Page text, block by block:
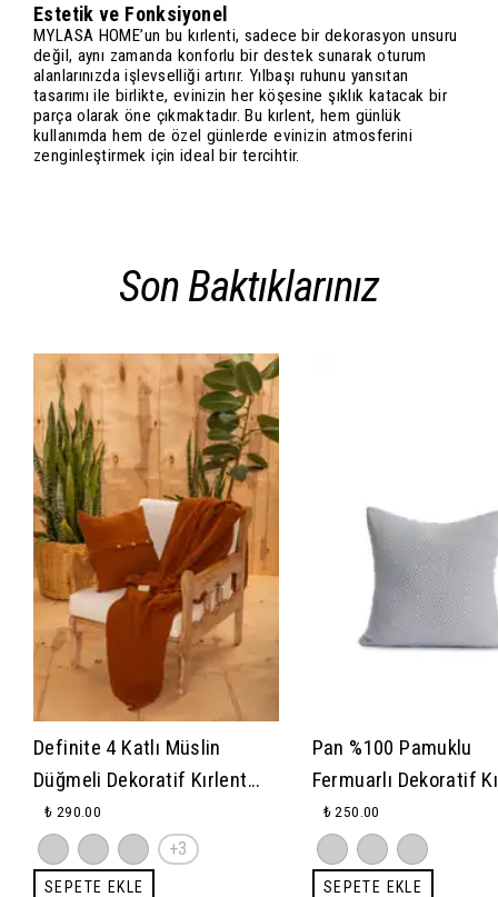
Estetik ve Fonksiyonel
MYLASA HOME’un bu kırlenti, sadece bir dekorasyon unsuru
değil, aynı zamanda konforlu bir destek sunarak oturum
alanlarınızda işlevselliği artırır. Yılbaşı ruhunu yansıtan
tasarımı ile birlikte, evinizin her köşesine şıklık katacak bir
parça olarak öne çıkmaktadır. Bu kırlent, hem günlük
kullanımda hem de özel günlerde evinizin atmosferini
zenginleştirmek için ideal bir tercihtir.
Son Baktıklarınız
Definite 4 Katlı Müslin
Düğmeli Dekoratif Kırlent
Kılıfı 45x45 cm
₺ 290.00
+3
SEPETE EKLE
Pan %100 Pamuklu
Fermuarlı Dekoratif
Kılıfı 45x45
₺ 250.00
SEPETE EKLE